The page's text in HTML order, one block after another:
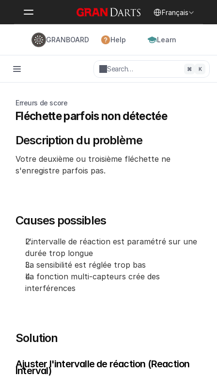
Français
GRANBOARD Help Learn
Search… ⌘ K
Erreurs de score
Fléchette parfois non détectée
Description du problème
Votre deuxième ou troisième fléchette ne
s'enregistre parfois pas.
Causes possibles
L'intervalle de réaction est paramétré sur une
durée trop longue
La sensibilité est réglée trop bas
La fonction multi-capteurs crée des
interférences
Solution
Ajuster l'intervalle de réaction (Reaction
Interval)